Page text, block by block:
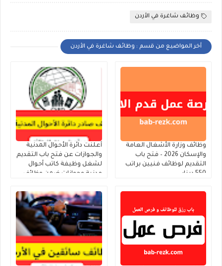
وظائف شاغرة في الأردن
أخر المواضيع من قسم : وظائف شاغرة في الأردن
وظائف وزارة الأشغال العامة
والإسكان 2026 – فتح باب
التقديم لوظائف فنيين براتب
550 دينار
أعلنت دائرة الأحوال المدنية
والجوازات عن فتح باب التقديم
لشغل وظيفة كاتب أحوال
مدنية وجوازات ضمن وظائف